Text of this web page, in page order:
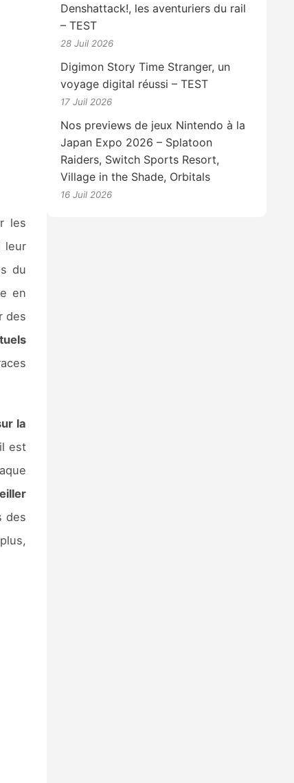
les
leur
du
en
des
la
est
des
Denshattack!, les aventuriers du rail
– TEST
28 Juil 2026
Digimon Story Time Stranger, un
voyage digital réussi – TEST
17 Juil 2026
Nos previews de jeux Nintendo à la
Japan Expo 2026 – Splatoon
Raiders, Switch Sports Resort,
Village in the Shade, Orbitals
16 Juil 2026